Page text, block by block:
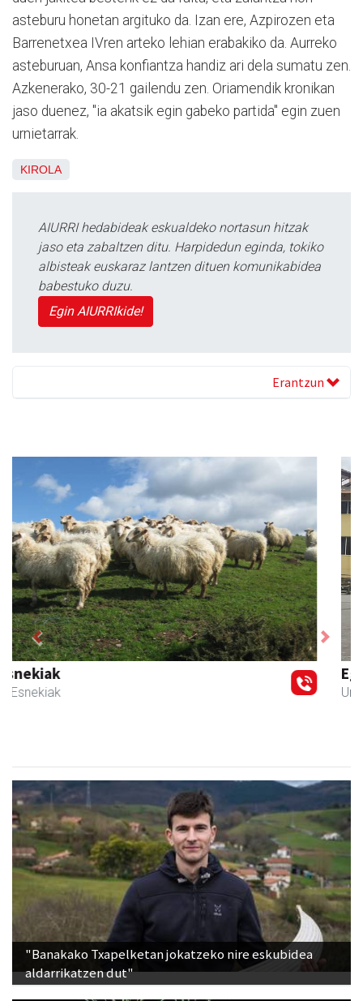
asteburu honetan argituko da. Izan ere, Azpirozen eta
Barrenetxea IVren arteko lehian erabakiko da. Aurreko
asteburuan, Ansa konfiantza handiz ari dela sumatu zen.
Azkenerako, 30-21 gailendu zen. Oriamendik kronikan
jaso duenez, "ia akatsik egin gabeko partida" egin zuen
urnietarrak.
KIROLA
AIURRI hedabideak eskualdeko nortasun hitzak
jaso eta zabaltzen ditu. Harpidedun eginda, tokiko
albisteak euskaraz lantzen dituen komunikabidea
babestuko duzu.
Egin AIURRIkide!
Erantzun
Egape Ikastola
Urnieta - Hezkuntza
Previous Next
"Banakako Txapelketan jokatzeko nire eskubidea
aldarrikatzen dut"